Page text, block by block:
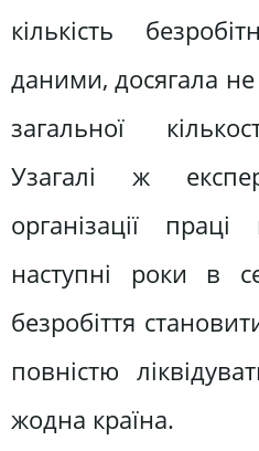
кількість
даними, досягала
загальної
Узагалі ж
організації
наступні роки в
безробіття
повністю
жодна країна.